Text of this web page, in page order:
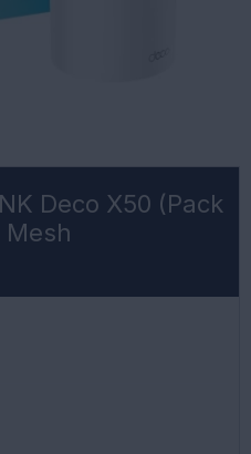
Deco X50 (Pack
Mesh